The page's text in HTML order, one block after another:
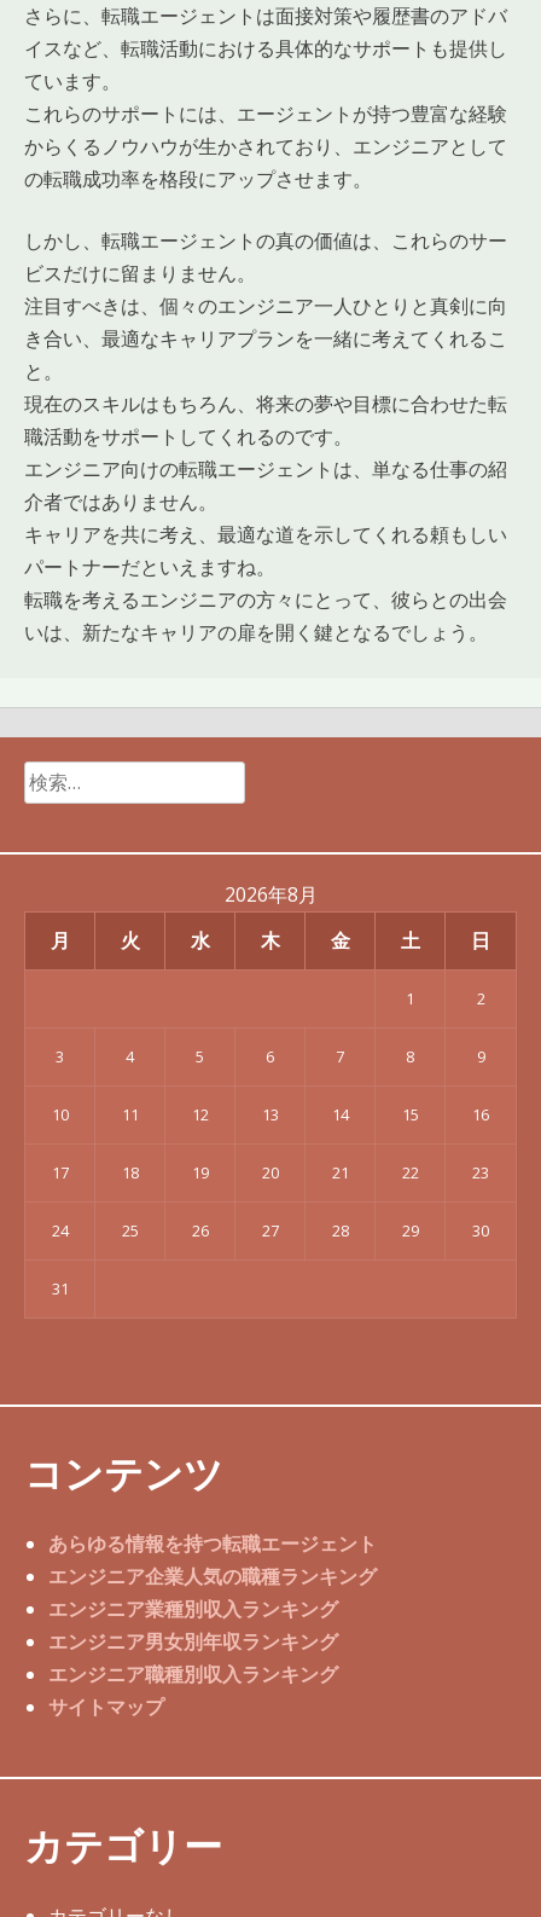
さらに、転職エージェントは面接対策や履歴書のアドバ
イスなど、転職活動における具体的なサポートも提供し
ています。
これらのサポートには、エージェントが持つ豊富な経験
からくるノウハウが生かされており、エンジニアとして
の転職成功率を格段にアップさせます。
しかし、転職エージェントの真の価値は、これらのサー
ビスだけに留まりません。
注目すべきは、個々のエンジニア一人ひとりと真剣に向
き合い、最適なキャリアプランを一緒に考えてくれるこ
と。
現在のスキルはもちろん、将来の夢や目標に合わせた転
職活動をサポートしてくれるのです。
エンジニア向けの転職エージェントは、単なる仕事の紹
介者ではありません。
キャリアを共に考え、最適な道を示してくれる頼もしい
パートナーだといえますね。
転職を考えるエンジニアの方々にとって、彼らとの出会
いは、新たなキャリアの扉を開く鍵となるでしょう。
検
索:
2026年8月
月
火 水 木 金 土 日
1 2
3 4 5 6 7 8 9
10 11 12 13 14 15 16
17 18 19 20 21 22 23
24 25 26 27 28 29 30
31
コンテンツ
あらゆる情報を持つ転職エージェント
エンジニア企業人気の職種ランキング
エンジニア業種別収入ランキング
エンジニア男女別年収ランキング
エンジニア職種別収入ランキング
サイトマップ
カテゴリー